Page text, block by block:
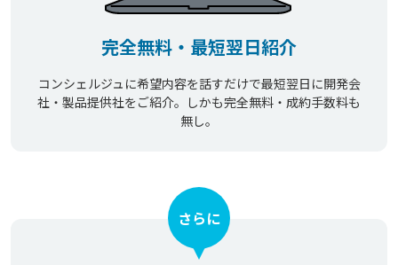
完全無料・最短翌日紹介
コンシェルジュに希望内容を話すだけで最短翌日に開発会
社・製品提供社をご紹介。しかも完全無料・成約手数料も
無し。
さらに